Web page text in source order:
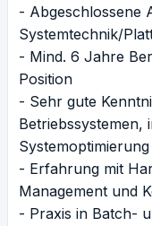
- Abgeschlossene
Systemtechnik/
- Mind. 6 Jahre
Position
- Sehr gute
Betriebssystemen,
Systemoptimierung
- Erfahrung mit
Management und
- Praxis in Batch-